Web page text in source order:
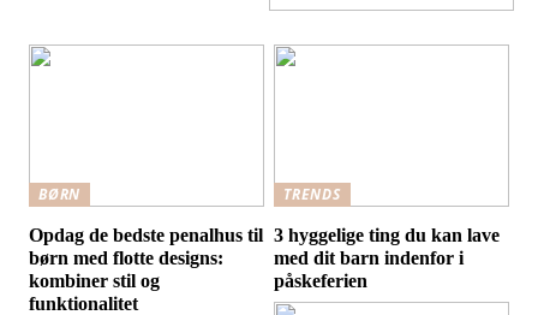
BØRN
Opdag de bedste penalhus til
børn med flotte designs:
kombiner stil og
funktionalitet
TRENDS
3 hyggelige ting du kan lave
med dit barn indenfor i
påskeferien